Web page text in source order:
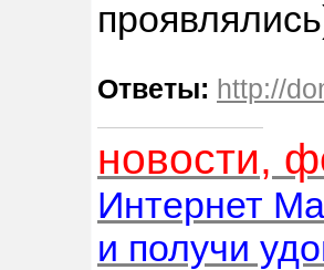
Ответы: http://
новости,
Интернет
и получи